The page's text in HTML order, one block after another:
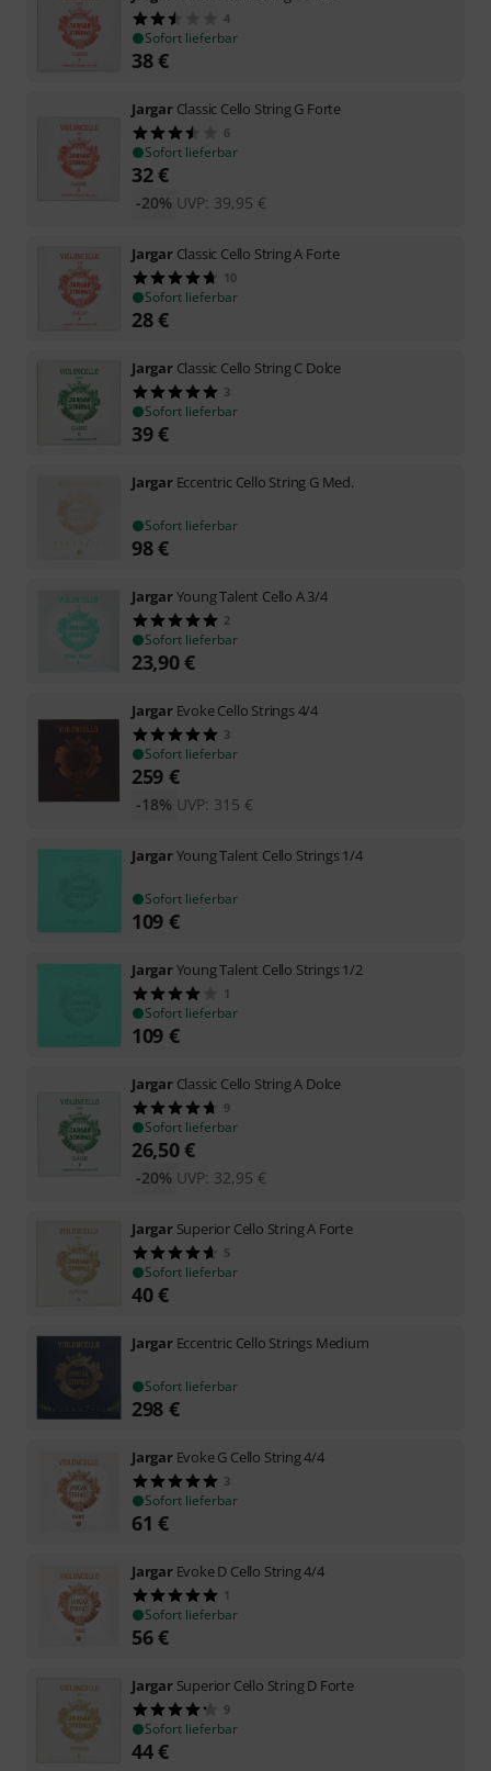
4
Sofort lieferbar
38€
Jargar Classic Cello String G Forte
6
Sofort lieferbar
32€
UVP: 39,95 €
-20%
Jargar Classic Cello String A Forte
10
Sofort lieferbar
28€
Jargar Classic Cello String C Dolce
3
Sofort lieferbar
39€
Jargar Eccentric Cello String G Med.
Sofort lieferbar
98€
JargarYoung Talent Cello A 3/4
2
Sofort lieferbar
23,90€
Jargar Evoke Cello Strings 4/4
3
Sofort lieferbar
259 €
UVP: 315 €
-18%
JargarYoung Talent Cello Strings 1/4
Sofort lieferbar
109 €
JargarYoung Talent Cello Strings 1/2
1
Sofort lieferbar
109 €
Jargar Classic Cello String A Dolce
9
Sofort lieferbar
26,50€
UVP: 32,95 €
-20%
Jargar Superior Cello String A Forte
5
Sofort lieferbar
40€
Jargar Eccentric Cello Strings Medium
Sofort lieferbar
298 €
Jargar Evoke G Cello String 4/4
3
Sofort lieferbar
61 €
Jargar Evoke D Cello String 4/4
1
Sofort lieferbar
56€
Jargar Superior Cello String D Forte
9
Sofort lieferbar
44€